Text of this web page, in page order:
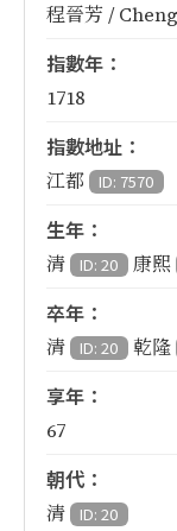
程晉芳 /
指數年：
1718
指數地址：
江都 ID: 7570
生年：
清 ID: 20 康熙
卒年：
清 ID: 20 乾隆
享年：
67
朝代：
清 ID: 20